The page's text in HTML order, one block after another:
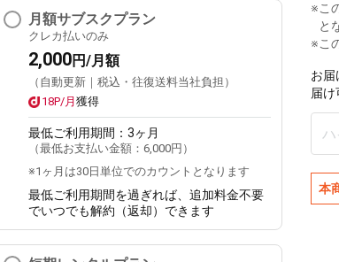
月額サブスクプラン
クレカ払いのみ
2,000円/月額
（自動更新｜税込・往復送料当社負担）
18P/月 獲得
最低ご利用期間： 3ヶ月
（最低お支払い金額： 6,000円 ）
※1ヶ月は30日単位でのカウントとなります
最低ご利用期間を過ぎれば、追加料金不要
でいつでも解約（返却）できます
※こ
と
※こ
お届
届
本